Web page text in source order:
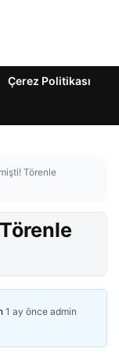
Çerez Politikası
Törenle
1 ay önce admin